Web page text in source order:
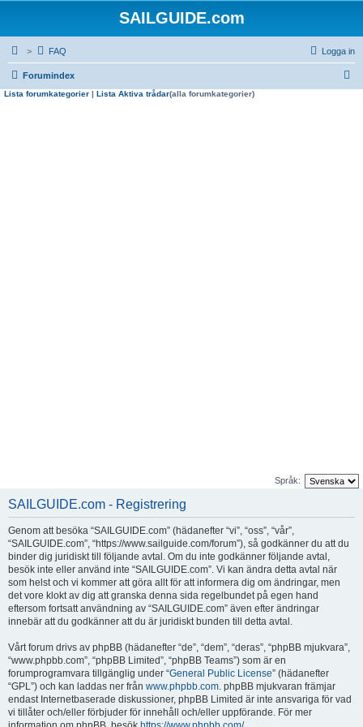
SAILGUIDE.com
> FAQ Logga in
Forumindex
Lista forumkategorier | Lista Aktiva trådar(alla forumkategorier)
Språk:
SAILGUIDE.com - Registrering
Genom att besöka “SAILGUIDE.com” (hädanefter “vi”, “oss”, “vår”,
“SAILGUIDE.com”, “https://www.sailguide.com/forum”), så godkänner du att du
binder dig juridiskt till följande avtal. Om du inte godkänner följande avtal,
besök inte eller använd inte “SAILGUIDE.com”. Vi kan ändra detta avtal när
som helst och vi kommer att göra allt för att informera dig om ändringar, men
det vore klokt av dig att granska denna sida regelbundet på egen hand
eftersom fortsatt användning av “SAILGUIDE.com” även efter ändringar
innebär att du godkänner att du är juridiskt bunden till detta avtal.
Vårt forum drivs av phpBB (hädanefter “de”, “dem”, “deras”, “phpBB mjukvara”,
“www.phpbb.com”, “phpBB Limited”, “phpBB Teams”) som är en
forumprogramvara tillgänglig under “General Public License” (hädanefter
“GPL”) och kan laddas ner från www.phpbb.com. phpBB mjukvaran främjar
endast Internetbaserade diskussioner, phpBB Limited är inte ansvariga för vad
vi tillåter och/eller förbjuder för innehåll och/eller uppförande. För mer